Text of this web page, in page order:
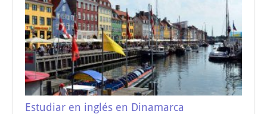
Estudiar en inglés en Dinamarca